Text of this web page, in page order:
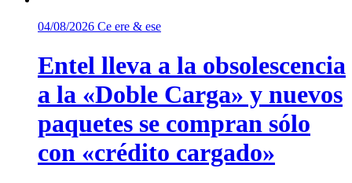
04/08/2026 Ce ere & ese
Entel lleva a la obsolescencia
a la «Doble Carga» y nuevos
paquetes se compran sólo
con «crédito cargado»